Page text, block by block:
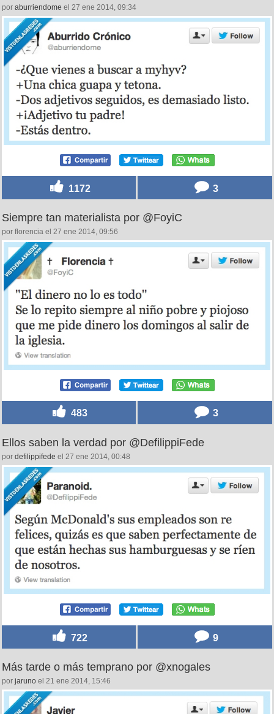
por aburriendome el 27 ene 2014, 09:34
1172 3
Siempre tan materialista por @FoyiC
por florencia el 27 ene 2014, 09:56
483 3
Ellos saben la verdad por @DefilippiFede
por defilippifede el 27 ene 2014, 00:48
722 9
Más tarde o más temprano por @xnogales
por jaruno el 21 ene 2014, 15:46